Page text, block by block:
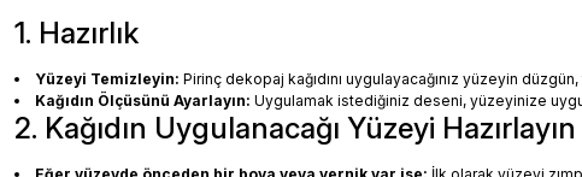
1. Hazırlık
Yüzeyi Temizleyin: Pirinç dekopaj kağıdını uygulayacağınız yüzeyin
Kağıdın Ölçüsünü Ayarlayın: Uygulamak istediğiniz deseni, yüzeyinize
2. Kağıdın Uygulanacağı Yüzeyi Hazırlayın